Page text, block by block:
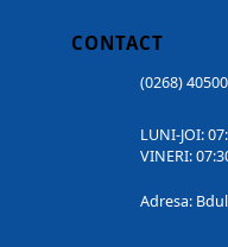
CONTACT
(0268)
LUNI-JOI:
VINERI:
Adresa: